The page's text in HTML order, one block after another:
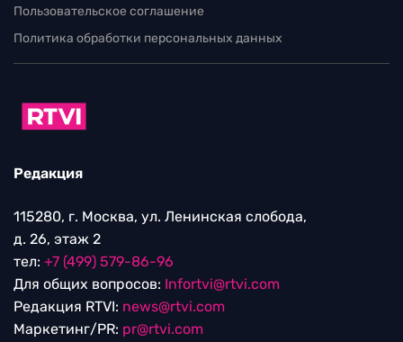
Пользовательское соглашение
Политика обработки персональных данных
Редакция
115280, г. Москва, ул. Ленинская слобода,
д. 26, этаж 2
тел: +7 (499) 579-86-96
Для общих вопросов: Infortvi@rtvi.com
Редакция RTVI: news@rtvi.com
Маркетинг/PR: pr@rtvi.com